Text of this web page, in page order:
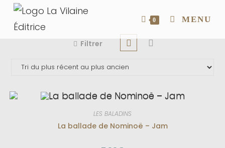
0 MENU
Filtrer
LES BALADINS
La ballade de Nominoë – Jam